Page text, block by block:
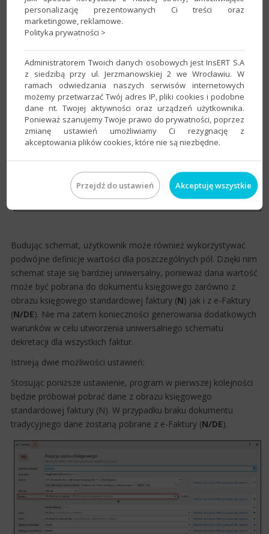
Dane z zakładek i mogą posłużyć do automatycznej
odwoływania się w schematach dekretacji dodanych zawartych
w obrazie standardowej faktury (zakładka Dokument), a
także danych z e-Faktury. Użytkownik, tworząc schemat
dekretacji może wykorzystać z pola KSeF już w samych
warunkach wykonania schematu , co pozwala utworzyć
odrębny schemat dekretacji dla faktur pobieranych z KSeF.
Budując schemat, użytkownik może również wykorzystywać
podwójne definicje wartości dla poszczególnych pól. Dzięki nim
schemat staje się bardziej uniwersalny, ponieważ dana wartość
może być pobrana do dokumentu księgowego zarówno z
obrazu księgowego standardowej faktury (N) jak i z e-Faktury
(N/DE). Nie ma zatem konieczności generowania dodatkowych
warunków w celu utworzenia uniwersalnego schematu
dekretacji dla wszystkich faktur.
Istnieją dwie możliwości ustawień:
Stosując poniższe ustawienie, program w pierwszej kolejności
będzie próbował pobrać dane z obrazu księgowego
standardowej faktury (N). W przypadku braku dokumentu
tradycyjnego dane zostaną pobrane z e-Faktury (N/DE).
personalizację prezentowanych Ci treści oraz
marketingowe, reklamowe.
Polityka prywatności >
Administratorem Twoich danych osobowych jest InsERT S.A
z siedzibą przy ul. Jerzmanowskiej 2 we Wrocławiu. W
ramach odwiedzania naszych serwisów internetowych
możemy przetwarzać Twój adres IP, pliki cookies i podobne
dane nt. Twojej aktywności oraz urządzeń użytkownika.
Ponieważ szanujemy Twoje prawo do prywatności, poprzez
zmianę ustawień umożliwiamy Ci rezygnację z
akceptowania plików cookies, które nie są niezbędne.
Przejdź do ustawień Akceptuję wszystkie